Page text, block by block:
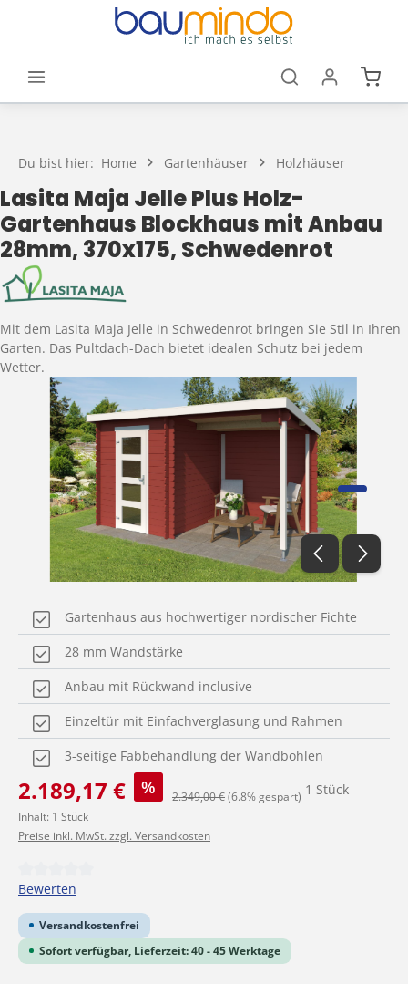
Zum Hauptinhalt springen
Du bist hier: Home Gartenhäuser Holzhäuser
Lasita Maja Jelle Plus Holz-
Gartenhaus Blockhaus mit Anbau
28mm, 370x175, Schwedenrot
Mit dem Lasita Maja Jelle in Schwedenrot bringen Sie Stil in Ihren
Garten. Das Pultdach-Dach bietet idealen Schutz bei jedem
Wetter.
Bildergalerie überspringen
Gartenhaus aus hochwertiger nordischer Fichte
28 mm Wandstärke
Anbau mit Rückwand inclusive
Einzeltür mit Einfachverglasung und Rahmen
3-seitige Fabbehandlung der Wandbohlen
Verkaufspreis:
2.189,17 € % Regulärer Preis:
2.349,00 €(6.8% gespart) 1 Stück
Inhalt: 1 Stück
Preise inkl. MwSt. zzgl. Versandkosten
Durchschnittliche Bewertung von 0 von 5 Sternen
Bewerten
Versandkostenfrei
Sofort verfügbar, Lieferzeit: 40 - 45 Werktage